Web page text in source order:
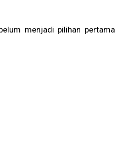
menjadi pilihan